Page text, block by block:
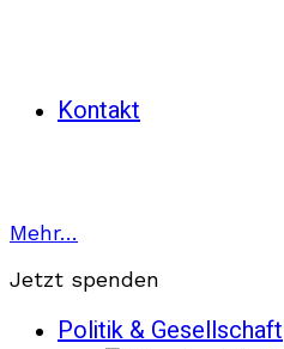
Kontakt
Mehr…
Jetzt spenden
Politik & Gesellschaft